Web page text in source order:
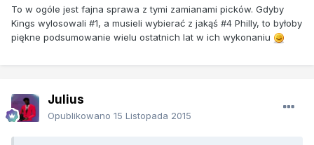
To w ogóle jest fajna sprawa z tymi zamianami picków. Gdyby
Kings wylosowali #1, a musieli wybierać z jakąś #4 Philly, to byłoby
piękne podsumowanie wielu ostatnich lat w ich wykonaniu
Julius
Opublikowano 15 Listopada 2015